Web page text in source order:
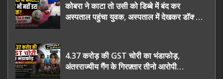
कोबरा ने काटा तो उसी को डिब्बे में बंद कर
अस्पताल पहुंचा युवक, अस्पताल में देखकर डॉक्टर
4.37 करोड़ की GST चोरी का भंडाफोड़,
अंतरराज्यीय गैंग के गिरफ़्तार तीनो आरोपी